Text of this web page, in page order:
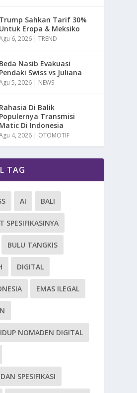
Trump Sahkan Tarif 30%
Untuk Eropa & Meksiko
6, 2026 |TREND
Beda Nasib Evakuasi
Pendaki Swiss vs Juliana
5, 2026 | NEWS
Rahasia Di Balik
Populernya Transmisi
Matic Di Indonesia
4, 2026 | OTOMOTIF
TAG
AI BALI
SPESIFIKASINYA
BULU TANGKIS
DIGITAL
EMAS ILEGAL
NOMADEN DIGITAL
SPESIFIKASI